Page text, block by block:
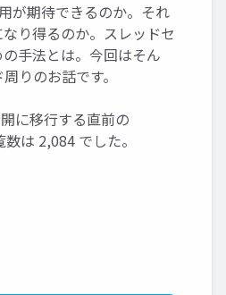
が期待できるのか。それ
り得るのか。スレッドセ
手法とは。今回はそん
りのお話です。
に移行する直前の
は 2,084 でした。